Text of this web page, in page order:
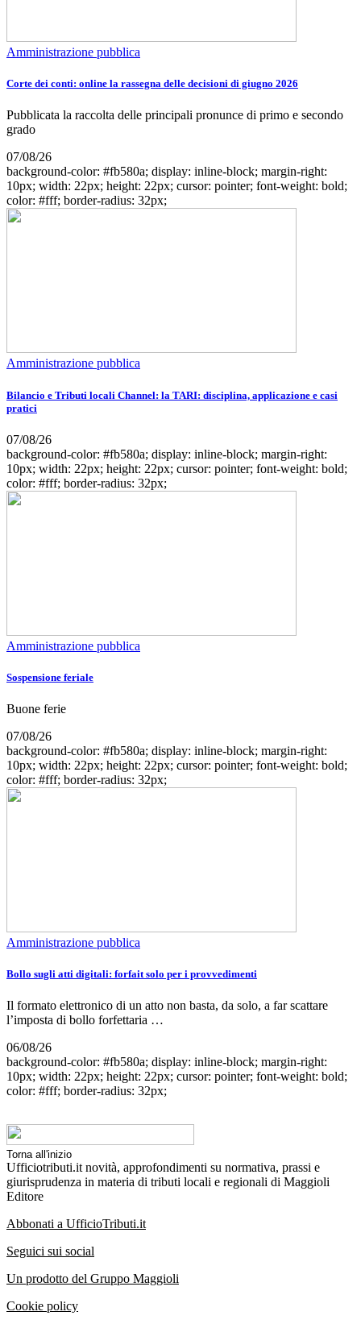
Amministrazione pubblica
Corte dei conti: online la rassegna delle decisioni di giugno 2026
Pubblicata la raccolta delle principali pronunce di primo e secondo
grado
07/08/26
background-color: #fb580a; display: inline-block; margin-right:
10px; width: 22px; height: 22px; cursor: pointer; font-weight: bold;
color: #fff; border-radius: 32px;
Amministrazione pubblica
Bilancio e Tributi locali Channel: la TARI: disciplina, applicazione e casi
pratici
07/08/26
background-color: #fb580a; display: inline-block; margin-right:
10px; width: 22px; height: 22px; cursor: pointer; font-weight: bold;
color: #fff; border-radius: 32px;
Amministrazione pubblica
Sospensione feriale
Buone ferie
07/08/26
background-color: #fb580a; display: inline-block; margin-right:
10px; width: 22px; height: 22px; cursor: pointer; font-weight: bold;
color: #fff; border-radius: 32px;
Amministrazione pubblica
Bollo sugli atti digitali: forfait solo per i provvedimenti
Il formato elettronico di un atto non basta, da solo, a far scattare
l’imposta di bollo forfettaria …
06/08/26
background-color: #fb580a; display: inline-block; margin-right:
10px; width: 22px; height: 22px; cursor: pointer; font-weight: bold;
color: #fff; border-radius: 32px;
Torna all'inizio
Ufficiotributi.it novità, approfondimenti su normativa, prassi e
giurisprudenza in materia di tributi locali e regionali di Maggioli
Editore
Abbonati a UfficioTributi.it
Seguici sui social
Un prodotto del Gruppo Maggioli
Cookie policy